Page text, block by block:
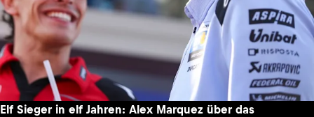
Elf Sieger in elf Jahren: Alex Marquez über das